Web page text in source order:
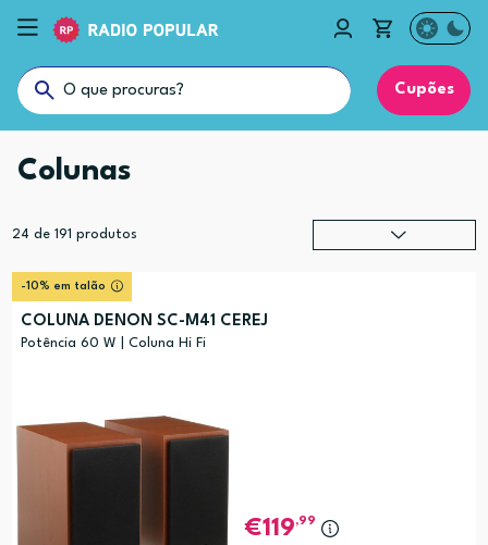
Cupões
Colunas
24 de 191 produtos
-10% em talão
COLUNA DENON SC-M41 CEREJ
Potência 60 W | Coluna Hi Fi
119,99